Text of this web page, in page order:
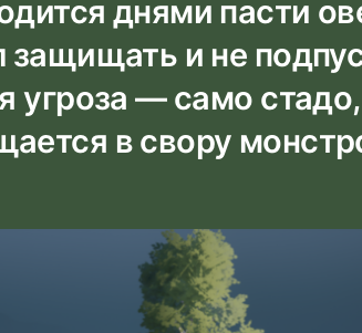
днями пасти
защищать и не
угроза — само
в свору